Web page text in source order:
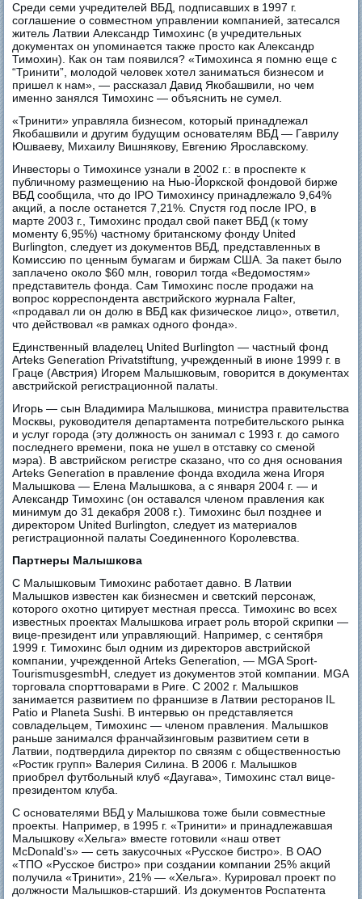
Среди семи учредителей ВБД, подписавших в 1997 г.
соглашение о совместном управлении компанией, затесался
житель Латвии Александр Тимохинс (в учредительных
документах он упоминается также просто как Александр
Тимохин). Как он там появился? «Тимохинса я помню еще с
“Тринити”, молодой человек хотел заниматься бизнесом и
пришел к нам», — рассказал Давид Якобашвили, но чем
именно занялся Тимохинс — объяснить не сумел.
«Тринити» управляла бизнесом, который принадлежал
Якобашвили и другим будущим основателям ВБД — Гаврилу
Юшваеву, Михаилу Вишнякову, Евгению Ярославскому.
Инвесторы о Тимохинсе узнали в 2002 г.: в проспекте к
публичному размещению на Нью-Йоркской фондовой бирже
ВБД сообщила, что до IPO Тимохинсу принадлежало 9,64%
акций, а после останется 7,21%. Спустя год после IPO, в
марте 2003 г., Тимохинс продал свой пакет ВБД (к тому
моменту 6,95%) частному британскому фонду United
Burlington, следует из документов ВБД, представленных в
Комиссию по ценным бумагам и биржам США. За пакет было
заплачено около $60 млн, говорил тогда «Ведомостям»
представитель фонда. Сам Тимохинс после продажи на
вопрос корреспондента австрийского журнала Falter,
«продавал ли он долю в ВБД как физическое лицо», ответил,
что действовал «в рамках одного фонда».
Единственный владелец United Burlington — частный фонд
Arteks Generation Privatstiftung, учрежденный в июне 1999 г. в
Граце (Австрия) Игорем Малышковым, говорится в документах
австрийской регистрационной палаты.
Игорь — сын Владимира Малышкова, министра правительства
Москвы, руководителя департамента потребительского рынка
и услуг города (эту должность он занимал с 1993 г. до самого
последнего времени, пока не ушел в отставку со сменой
мэра). В австрийском регистре сказано, что со дня основания
Arteks Generation в правление фонда входила жена Игоря
Малышкова — Елена Малышкова, а с января 2004 г. — и
Александр Тимохинс (он оставался членом правления как
минимум до 31 декабря 2008 г.). Тимохинс был позднее и
директором United Burlington, следует из материалов
регистрационной палаты Соединенного Королевства.
Партнеры Малышкова
С Малышковым Тимохинс работает давно. В Латвии
Малышков известен как бизнесмен и светский персонаж,
которого охотно цитирует местная пресса. Тимохинс во всех
известных проектах Малышкова играет роль второй скрипки —
вице-президент или управляющий. Например, с сентября
1999 г. Тимохинс был одним из директоров австрийской
компании, учрежденной Arteks Generation, — MGA Sport-
TourismusgesmbH, следует из документов этой компании. MGA
торговала спорттоварами в Риге. С 2002 г. Малышков
занимается развитием по франшизе в Латвии ресторанов IL
Patio и Planeta Sushi. В интервью он представляется
совладельцем, Тимохинс — членом правления. Малышков
раньше занимался франчайзинговым развитием сети в
Латвии, подтвердила директор по связям с общественностью
«Ростик групп» Валерия Силина. В 2006 г. Малышков
приобрел футбольный клуб «Даугава», Тимохинс стал вице-
президентом клуба.
С основателями ВБД у Малышкова тоже были совместные
проекты. Например, в 1995 г. «Тринити» и принадлежавшая
Малышкову «Хельга» вместе готовили «наш ответ
McDonald's» — сеть закусочных «Русское бистро». В ОАО
«ТПО «Русское бистро» при создании компании 25% акций
получила «Тринити», 21% — «Хельга». Курировал проект по
должности Малышков-старший. Из документов Роспатента